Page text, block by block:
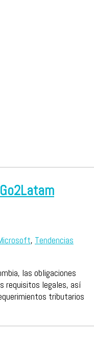
, Tendencias
las obligaciones
requisitos legales, así
tributarios